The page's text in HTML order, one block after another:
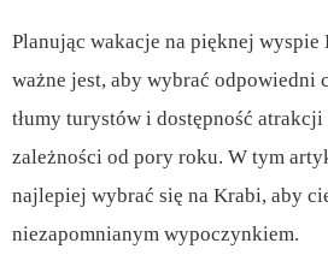
Planując wakacje na pięknej
ważne jest, aby wybrać odpowiedni
tłumy turystów i dostępność
zależności od pory roku. W tym
najlepiej wybrać się na Krabi, aby
niezapomnianym wypoczynkiem.